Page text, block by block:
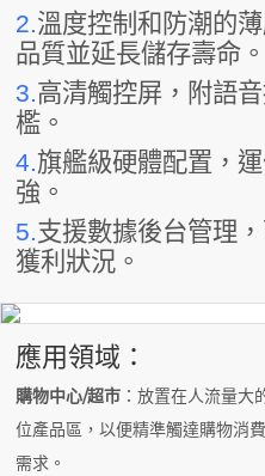
2.溫度控制和防潮的
品質並延長儲存壽命。
3.高清觸控屏，附語
檻。
4.旗艦級硬體配置，
強。
5.支援數據後台管理
獲利狀況。
應用領域：
購物中心/超市 ：放置在人流量
位產品區，以便精準觸達購物消
需求。